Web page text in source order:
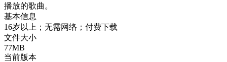
播放的歌曲。
基本信息
16岁以上；无需网络；付费下载
文件大小
77MB
当前版本